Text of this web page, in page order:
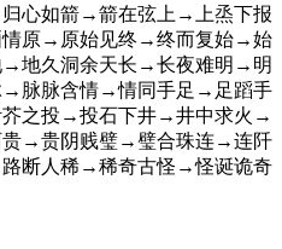
心如箭→箭在弦上→上烝下报
原→原始见终→终而复始→始
地久洞余天长→长夜难明→明
脉脉含情→情同手足→足蹈手
之投→投石下井→井中求火→
→贵阴贱璧→璧合珠连→连阡
断人稀→稀奇古怪→怪诞诡奇